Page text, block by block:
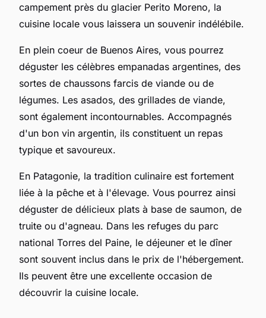
campement près du glacier Perito Moreno, la
cuisine locale vous laissera un souvenir indélébile.
En plein coeur de Buenos Aires, vous pourrez
déguster les célèbres empanadas argentines, des
sortes de chaussons farcis de viande ou de
légumes. Les asados, des grillades de viande,
sont également incontournables. Accompagnés
d'un bon vin argentin, ils constituent un repas
typique et savoureux.
En Patagonie, la tradition culinaire est fortement
liée à la pêche et à l'élevage. Vous pourrez ainsi
déguster de délicieux plats à base de saumon, de
truite ou d'agneau. Dans les refuges du parc
national Torres del Paine, le déjeuner et le dîner
sont souvent inclus dans le prix de l'hébergement.
Ils peuvent être une excellente occasion de
découvrir la cuisine locale.